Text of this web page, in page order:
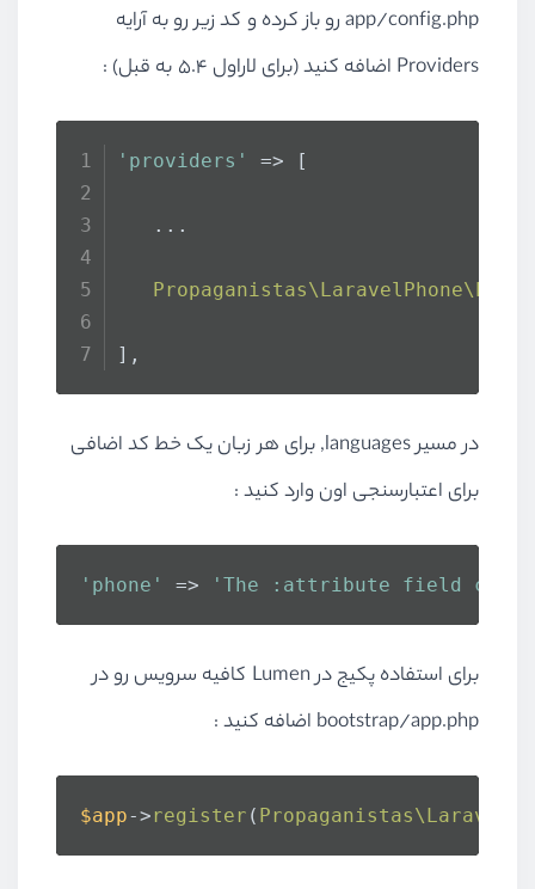
app/config.php رو باز کرده و کد زیر رو به آرایه
Providers اضافه کنید (برای لاراول 5.4 به قبل) :
'providers' => [
...
],
در مسیر languages, برای هر زبان یک خط کد اضافی
برای اعتبارسنجی اون وارد کنید :
'phone' => 'The :attribute field
برای استفاده پکیج در Lumen کافیه سرویس رو در
bootstrap/app.php اضافه کنید :
$app-> register (